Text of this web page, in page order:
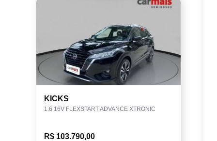
KICKS
1.6 16V FLEXSTART ADVANCE XTRONIC
R$ 103.790,00